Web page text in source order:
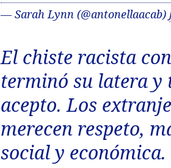
— Sarah Lynn (@antonellaacab)
El chiste racista
terminó su latera
acepto. Los
merecen respeto,
social y